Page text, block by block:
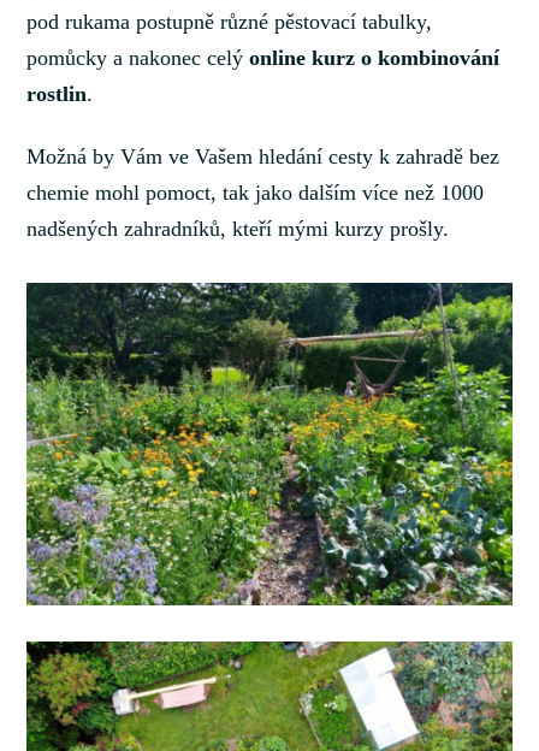
pod rukama postupně různé pěstovací tabulky,
pomůcky a nakonec celýonline kurz o kombinování
rostlin.
Možná by Vám ve Vašem hledání cesty k zahradě bez
chemie mohl pomoct, tak jako dalším více než 1000
nadšených zahradníků, kteří mými kurzy prošly.